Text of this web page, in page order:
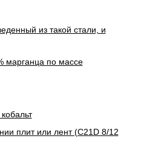
марганца по массе
плит или лент (C21D 8/12